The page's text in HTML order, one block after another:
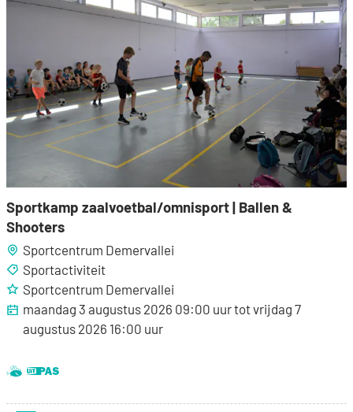
Sportkamp zaalvoetbal/omnisport | Ballen &
Shooters
Sportcentrum Demervallei
Sportactiviteit
Sportcentrum Demervallei
maandag 3 augustus 2026 09:00 uurtotvrijdag 7
augustus 2026 16:00 uur
Samen met kinderen eropuit!